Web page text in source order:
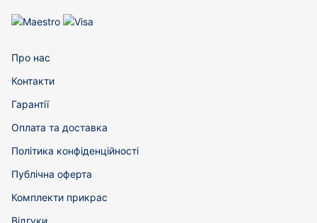
Про нас
Контакти
Гарантії
Оплата та доставка
Політика конфіденційності
Публічна оферта
Комплекти прикрас
Відгуки